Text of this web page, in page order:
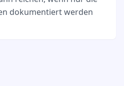
dokumentiert werden